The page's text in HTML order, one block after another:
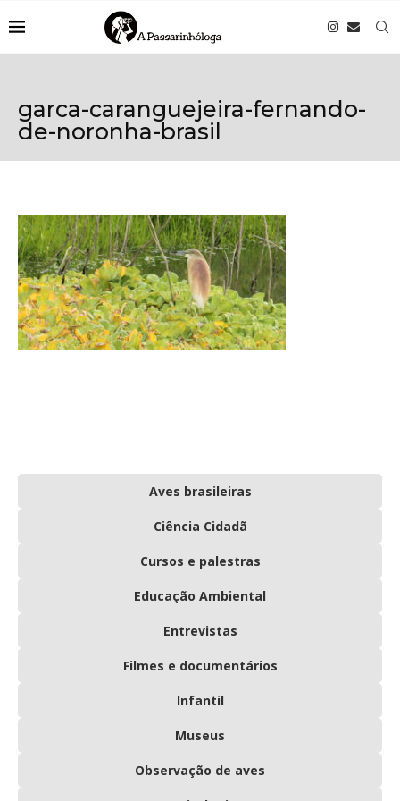
garca-caranguejeira-fernando-
de-noronha-brasil
Aves brasileiras
Ciência Cidadã
Cursos e palestras
Educação Ambiental
Entrevistas
Filmes e documentários
Infantil
Museus
Observação de aves